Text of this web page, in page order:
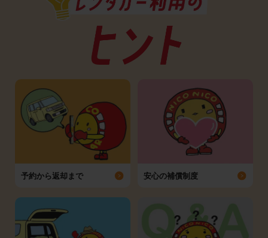
予約から返却まで 安心の補償制度